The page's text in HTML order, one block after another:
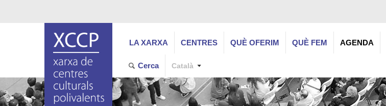
LA XARXA CENTRES QUÈ OFERIM QUÈ FEM AGENDA
Cerca Català